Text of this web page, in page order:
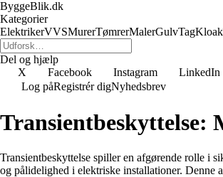
ByggeBlik.dk
Kategorier
ElektrikerVVSMurerTømrerMalerGulvTagKloak
Del og hjælp
X
Facebook Instagram LinkedIn
Log påRegistrér digNyhedsbrev
Transientbeskyttelse:
Transientbeskyttelse spiller en afgørende rolle i
og pålidelighed i elektriske installationer. Denne